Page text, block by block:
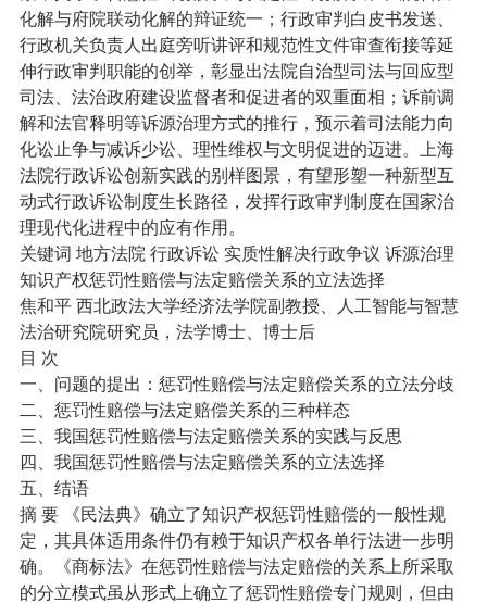
化解与府院联动化解的辩证统一；行政审判白皮书发送、
行政机关负责人出庭旁听讲评和规范性文件审查衔接等延
伸行政审判职能的创举，彰显出法院自治型司法与回应型
司法、法治政府建设监督者和促进者的双重面相；诉前调
解和法官释明等诉源治理方式的推行，预示着司法能力向
化讼止争与减诉少讼、理性维权与文明促进的迈进。上海
法院行政诉讼创新实践的别样图景，有望形塑一种新型互
动式行政诉讼制度生长路径，发挥行政审判制度在国家治
理现代化进程中的应有作用。
关键词 地方法院 行政诉讼 实质性解决行政争议 诉源治理
知识产权惩罚性赔偿与法定赔偿关系的立法选择
焦和平 西北政法大学经济法学院副教授、人工智能与智慧
法治研究院研究员，法学博士、博士后
目 次
一、问题的提出：惩罚性赔偿与法定赔偿关系的立法分歧
二、惩罚性赔偿与法定赔偿关系的三种样态
三、我国惩罚性赔偿与法定赔偿关系的实践与反思
四、我国惩罚性赔偿与法定赔偿关系的立法选择
五、结语
摘 要 《民法典》确立了知识产权惩罚性赔偿的一般性规
定，其具体适用条件仍有赖于知识产权各单行法进一步明
确。《商标法》在惩罚性赔偿与法定赔偿的关系上所采取
的分立模式虽从形式上确立了惩罚性赔偿专门规则，但由